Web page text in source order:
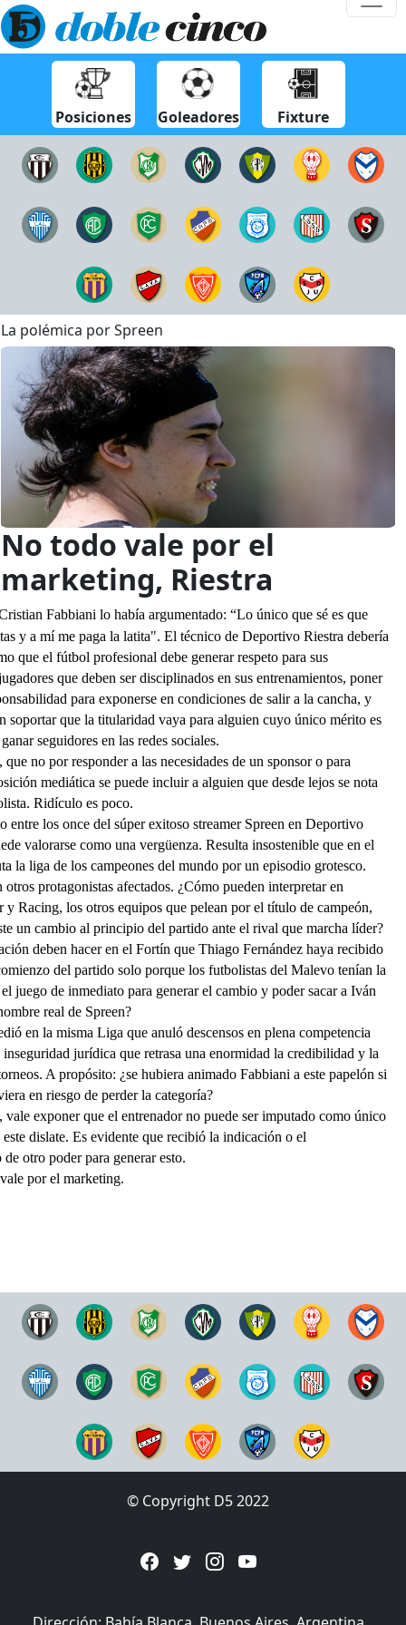
Posiciones Goleadores Fixture
La polémica por Spreen
No todo vale por el
marketing, Riestra
ristian Fabbiani lo había argumentado: “Lo único que sé es que
y a mí me paga la latita". El técnico de Deportivo Riestra debería
que el fútbol profesional debe generar respeto para sus
que deben ser disciplinados en sus entrenamientos, poner
para exponerse en condiciones de salir a la cancha, y
soportar que la titularidad vaya para alguien cuyo único mérito es
seguidores en las redes sociales.
que no por responder a las necesidades de un sponsor o para
mediática se puede incluir a alguien que desde lejos se nota
Ridículo es poco.
entre los once del súper exitoso streamer Spreen en Deportivo
valorarse como una vergüenza. Resulta insostenible que en el
la liga de los campeones del mundo por un episodio grotesco.
otros protagonistas afectados. ¿Cómo pueden interpretar en
y Racing, los otros equipos que pelean por el título de campeón,
un cambio al principio del partido ante el rival que marcha líder?
deben hacer en el Fortín que Thiago Fernández haya recibido
del partido solo porque los futbolistas del Malevo tenían la
juego de inmediato para generar el cambio y poder sacar a Iván
real de Spreen?
en la misma Liga que anuló descensos en plena competencia
inseguridad jurídica que retrasa una enormidad la credibilidad y la
A propósito: ¿se hubiera animado Fabbiani a este papelón si
en riesgo de perder la categoría?
vale exponer que el entrenador no puede ser imputado como único
este dislate. Es evidente que recibió la indicación o el
otro poder para generar esto.
por el marketing.
© Copyright D5 2022